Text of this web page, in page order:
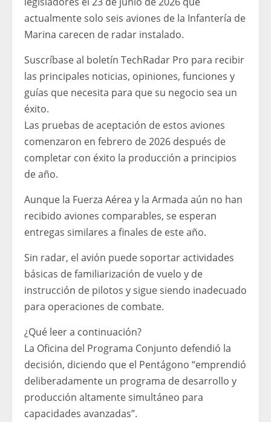
actualmente solo seis aviones de la Infantería de
Marina carecen de radar instalado.
Suscríbase al boletín TechRadar Pro para recibir
las principales noticias, opiniones, funciones y
guías que necesita para que su negocio sea un
éxito.
Las pruebas de aceptación de estos aviones
comenzaron en febrero de 2026 después de
completar con éxito la producción a principios
de año.
Aunque la Fuerza Aérea y la Armada aún no han
recibido aviones comparables, se esperan
entregas similares a finales de este año.
Sin radar, el avión puede soportar actividades
básicas de familiarización de vuelo y de
instrucción de pilotos y sigue siendo inadecuado
para operaciones de combate.
¿Qué leer a continuación?
La Oficina del Programa Conjunto defendió la
decisión, diciendo que el Pentágono “emprendió
deliberadamente un programa de desarrollo y
producción altamente simultáneo para
capacidades avanzadas”.